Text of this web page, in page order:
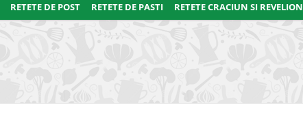
RETETE DE POST RETETE DE PASTI RETETE CRACIUN SI REVELION